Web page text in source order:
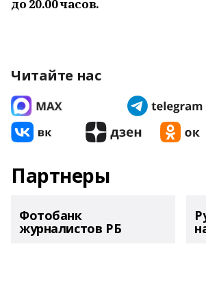
до 20.00 часов.
Читайте нас
Партнеры
Фотобанк
журналистов РБ